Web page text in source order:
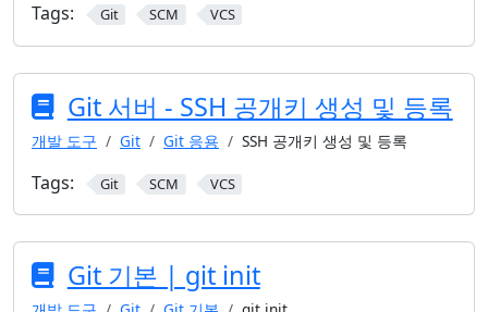
Tags: Git SCM VCS
Git 서버 - SSH 공개키 생성 및 등록
개발 도구 Git Git 응용 SSH 공개키 생성 및 등록
Tags: Git SCM VCS
Git 기본 | git init